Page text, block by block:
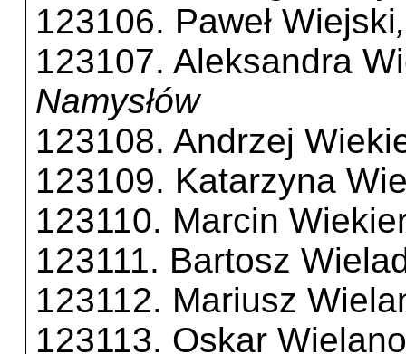
123106. Paweł Wiejski
123107. Aleksandra
Namysłów
123108. Andrzej
123109. Katarzyna
123110. Marcin
123111. Bartosz
123112. Mariusz
123113. Oskar